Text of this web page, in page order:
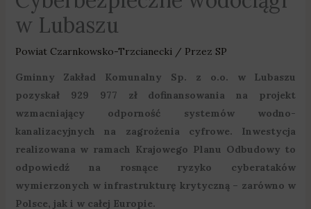
w Lubaszu
Powiat Czarnkowsko-Trzcianecki/ Przez SP
Gminny Zakład Komunalny Sp. z o.o. w Lubaszu
pozyskał 929 977 zł dofinansowania na projekt
wzmacniający odporność systemów wodno-
kanalizacyjnych na zagrożenia cyfrowe. Inwestycja
realizowana w ramach Krajowego Planu Odbudowy to
odpowiedź na rosnące ryzyko cyberataków
wymierzonych w infrastrukturę krytyczną – zarówno w
Polsce, jak i w całej Europie.